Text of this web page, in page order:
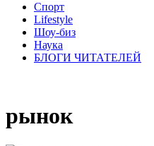
Спорт
Lifestyle
Шоу-биз
Наука
БЛОГИ ЧИТАТЕЛЕЙ
рынок